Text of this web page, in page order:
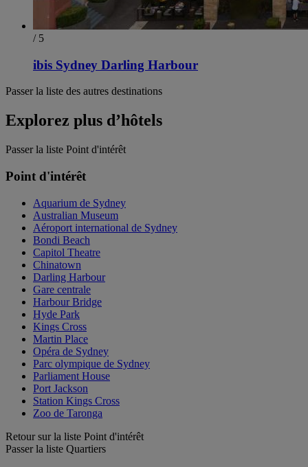
/ 5
ibis Sydney Darling Harbour
Passer la liste des autres destinations
Explorez plus d’hôtels
Passer la liste Point d'intérêt
Point d'intérêt
Aquarium de Sydney
Australian Museum
Aéroport international de Sydney
Bondi Beach
Capitol Theatre
Chinatown
Darling Harbour
Gare centrale
Harbour Bridge
Hyde Park
Kings Cross
Martin Place
Opéra de Sydney
Parc olympique de Sydney
Parliament House
Port Jackson
Station Kings Cross
Zoo de Taronga
Retour sur la liste Point d'intérêt
Passer la liste Quartiers